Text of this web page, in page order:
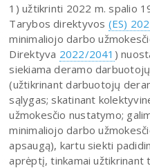
1) užtikrinti 2022 m. spalio
Tarybos direktyvos (ES)
minimaliojo darbo
Direktyva 2022/2041 )
siekiama deramo
(užtikrinant darbuotojų
sąlygas; skatinant
užmokesčio nustatymo;
minimaliojo darbo
apsaugą), kartu siekti
aprėptį, tinkamai užtikrinant